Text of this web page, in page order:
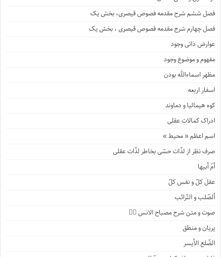
فصل ششم شرح مقدمه فصوص قیصری، بخش یک
فصل چهارم شرح مقدمه فصوص قیصری ، بخش یک
عوارض ذاتی وجود
مفهوم و موضوع وجود
مظهر اسماءالله بودن
اسفار اربعه
کوه هیمالیا و دماوند
ادراک کمالات عقلی
اسم اعظم « محیط »
صرف نظر از لذّات حسّی بخاطر لذّات عقلی
أمّ أبیها
عقل کلّ و نفس کلّ
ألصّلب و التّرائب
صوت و متن شرح مصباح الانس ۹️⃣
پریان و منطق
الضّلع الأیسر